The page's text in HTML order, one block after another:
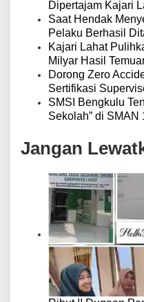
Dipertajam Kajari
Saat Hendak
Pelaku Berhasil
Kajari Lahat
Milyar Hasil
Dorong Zero
Sertifikasi
SMSI Bengkulu
Sekolah” di SMAN
Jangan